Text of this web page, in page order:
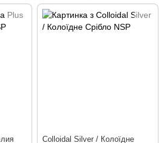
Colloidal Silver / Колоїдне